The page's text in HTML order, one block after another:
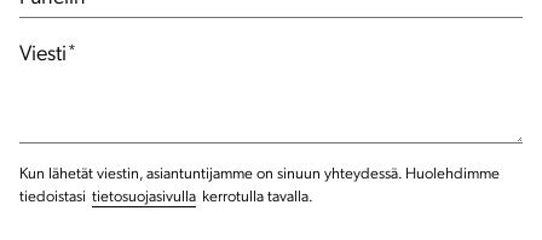
Viesti *
Kun lähetät viestin, asiantuntijamme on sinuun yhteydessä. Huolehdimme
tiedoistasi tietosuojasivulla kerrotulla tavalla.